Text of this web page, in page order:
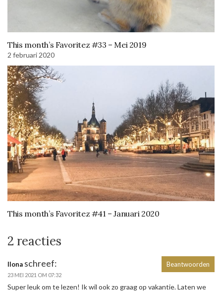
This month’s Favoritez #33 – Mei 2019
2 februari 2020
This month’s Favoritez #41 – Januari 2020
2 reacties
Ilona schreef:
23 MEI 2021 OM 07:32
Super leuk om te lezen! Ik wil ook zo graag op vakantie. Laten we
Beantwoorden